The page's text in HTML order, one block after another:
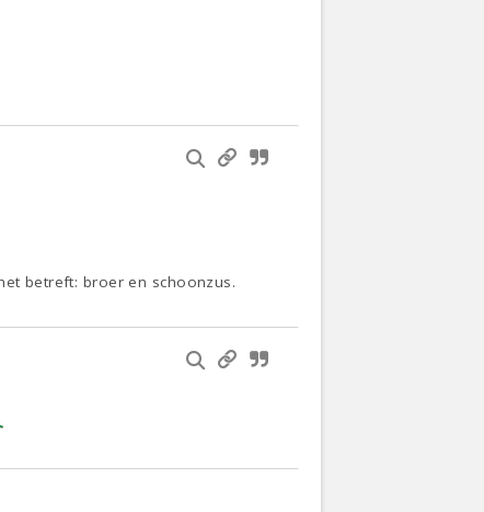
betreft: broer en schoonzus.